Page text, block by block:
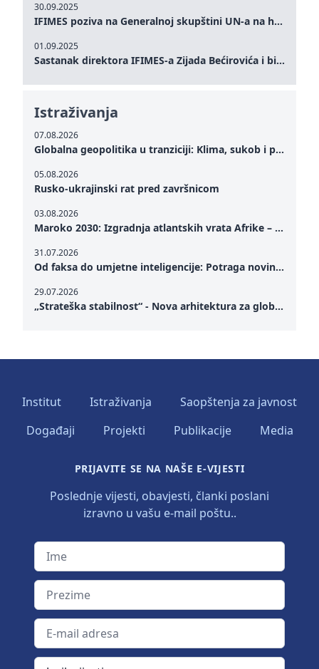
30.09.2025
IFIMES poziva na Generalnoj skupštini UN-a na hitna ulaganja u mentalno zdravlje i sisteme njege proširene umjetnom inteligencijom
01.09.2025
Sastanak direktora IFIMES-a Zijada Bećirovića i bivšeg premijera Crne Gore Dritana Abazovića
Istraživanja
07.08.2026
Globalna geopolitika u tranziciji: Klima, sukob i potraga za mirom
05.08.2026
Rusko-ukrajinski rat pred završnicom
03.08.2026
Maroko 2030: Izgradnja atlantskih vrata Afrike – od Tangera u Mediteranu do novog geopolitičkog koridora
31.07.2026
Od faksa do umjetne inteligencije: Potraga novinarstva za istinom u digitalnom dobu
29.07.2026
„Strateška stabilnost“ - Nova arhitektura za globalnu saradnju
Institut Istraživanja
Saopštenja za javnost
Događaji
Projekti Publikacije Media
PRIJAVITE SE NA NAŠE E-VIJESTI
Poslednje vijesti, obavjesti, članki poslani
izravno u vašu e-mail poštu..
Ime
Prezime
E-mail adresa
Jezik vijesti